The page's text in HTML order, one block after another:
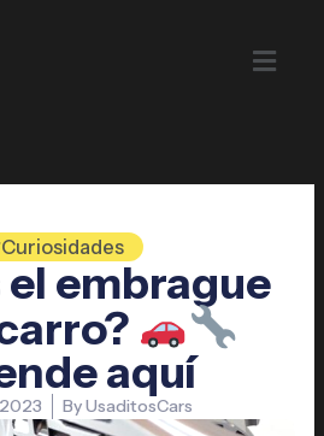
Curiosidades
el embrague
aquí
ByUsaditosCars